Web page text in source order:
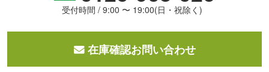
受付時間 / 9:00 〜 19:00(日・祝除く)
在庫確認お問い合わせ